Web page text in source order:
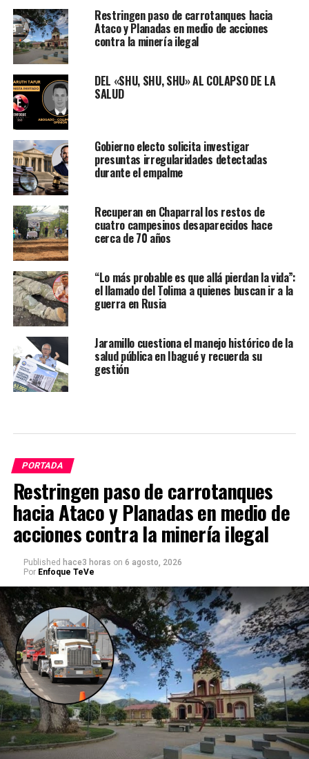
Restringen paso de carrotanques hacia
Ataco y Planadas en medio de acciones
contra la minería ilegal
DEL «SHU, SHU, SHU» AL COLAPSO DE LA
SALUD
Gobierno electo solicita investigar
presuntas irregularidades detectadas
durante el empalme
Recuperan en Chaparral los restos de
cuatro campesinos desaparecidos hace
cerca de 70 años
“Lo más probable es que allá pierdan la vida”:
el llamado del Tolima a quienes buscan ir a la
guerra en Rusia
Jaramillo cuestiona el manejo histórico de la
salud pública en Ibagué y recuerda su
gestión
PORTADA
Restringen paso de carrotanques
hacia Ataco y Planadas en medio de
acciones contra la minería ilegal
Published hace3 horas on 6 agosto, 2026
Por Enfoque TeVe